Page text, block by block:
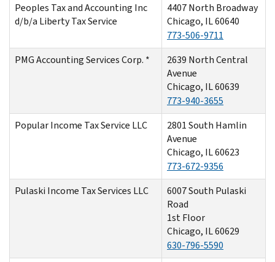
Peoples Tax and Accounting Inc
d/b/a Liberty Tax Service
4407 North Broadway
Chicago, IL 60640
773-506-9711
PMG Accounting Services Corp. *
2639 North Central
Avenue
Chicago, IL 60639
773-940-3655
Popular Income Tax Service LLC
2801 South Hamlin
Avenue
Chicago, IL 60623
773-672-9356
Pulaski Income Tax Services LLC
6007 South Pulaski
Road
1st Floor
Chicago, IL 60629
630-796-5590